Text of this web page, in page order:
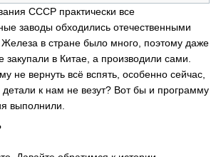
СССР практически все
заводы обходились отечественными
в стране было много, поэтому даже
закупали в Китае, а производили сами.
не вернуть всё вспять, особенно сейчас,
детали к нам не везут? Вот бы и программу
выполнили.